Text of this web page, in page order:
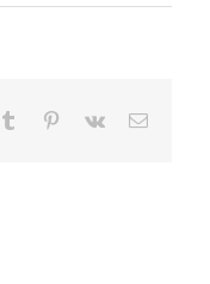
Tumblr Pinterest
Vk
Correo